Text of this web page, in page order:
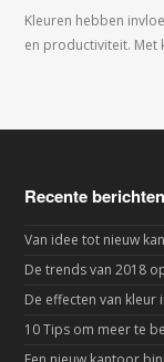
Kleuren hebben
en productiviteit. Met
Recente berichten
Van idee tot nieuw
De trends van 2018
De effecten van kleur
10 Tips om meer te